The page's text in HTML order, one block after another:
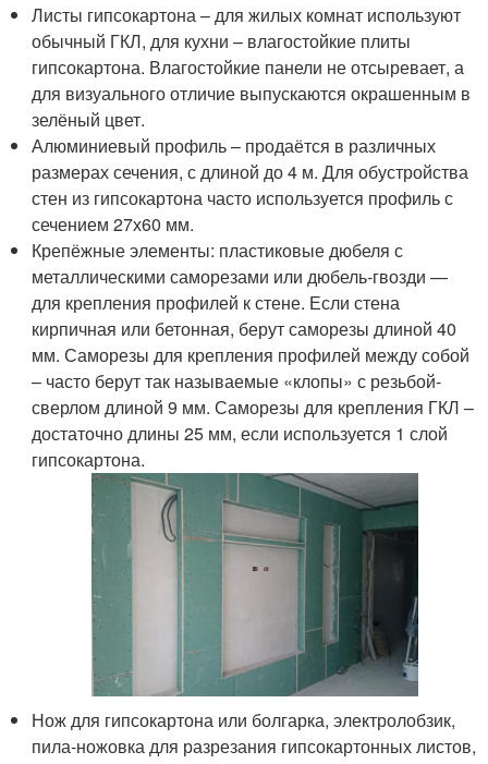
Листы гипсокартона – для жилых комнат используют
обычный ГКЛ, для кухни – влагостойкие плиты
гипсокартона. Влагостойкие панели не отсыревает, а
для визуального отличие выпускаются окрашенным в
зелёный цвет.
Алюминиевый профиль – продаётся в различных
размерах сечения, с длиной до 4 м. Для обустройства
стен из гипсокартона часто используется профиль с
сечением 27х60 мм.
Крепёжные элементы: пластиковые дюбеля с
металлическими саморезами или дюбель-гвозди —
для крепления профилей к стене. Если стена
кирпичная или бетонная, берут саморезы длиной 40
мм. Саморезы для крепления профилей между собой
– часто берут так называемые «клопы» с резьбой-
сверлом длиной 9 мм. Саморезы для крепления ГКЛ –
достаточно длины 25 мм, если используется 1 слой
гипсокартона.
Нож для гипсокартона или болгарка, электролобзик,
пила-ножовка для разрезания гипсокартонных листов,